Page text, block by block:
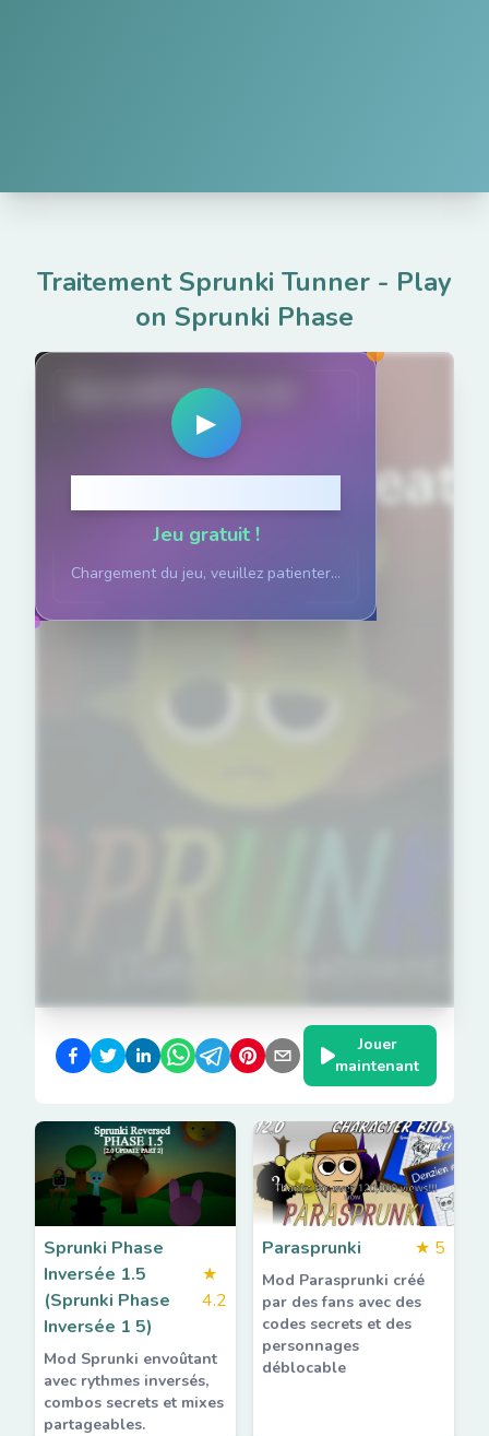
Traitement Sprunki Tunner - Play
on Sprunki Phase
SprunkiPhases.net
▶
Jeu gratuit !
Chargement du jeu, veuillez patienter...
Jouer
maintenant
Sprunki Phase
Inversée 1.5
(Sprunki Phase
Inversée 1 5)
★
4.2
Mod Sprunki envoûtant
avec rythmes inversés,
combos secrets et mixes
partageables.
Parasprunki ★ 5
Mod Parasprunki créé
par des fans avec des
codes secrets et des
personnages
déblocable